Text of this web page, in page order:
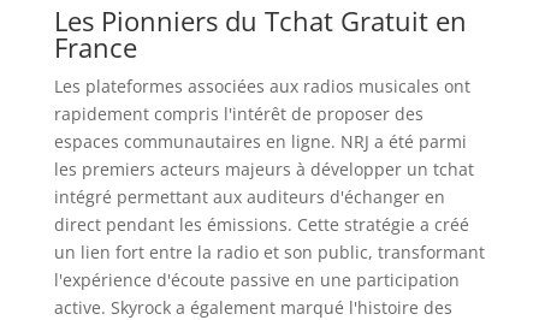
Les Pionniers du Tchat Gratuit en
France
Les plateformes associées aux radios musicales ont
rapidement compris l'intérêt de proposer des
espaces communautaires en ligne. NRJ a été parmi
les premiers acteurs majeurs à développer un tchat
intégré permettant aux auditeurs d'échanger en
direct pendant les émissions. Cette stratégie a créé
un lien fort entre la radio et son public, transformant
l'expérience d'écoute passive en une participation
active. Skyrock a également marqué l'histoire des